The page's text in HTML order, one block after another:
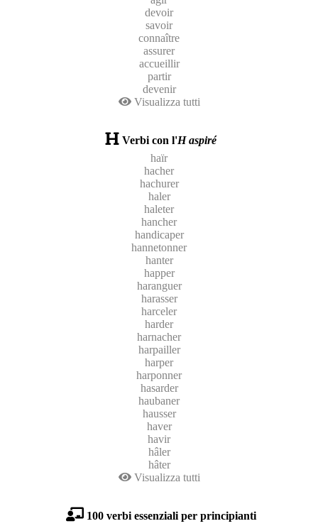
devoir
savoir
connaître
assurer
accueillir
partir
devenir
Visualizza tutti
Verbi con l'H aspiré
haïr
hacher
hachurer
haler
haleter
hancher
handicaper
hannetonner
hanter
happer
haranguer
harasser
harceler
harder
harnacher
harpailler
harper
harponner
hasarder
haubaner
hausser
haver
havir
hâler
hâter
Visualizza tutti
100 verbi essenziali per principianti